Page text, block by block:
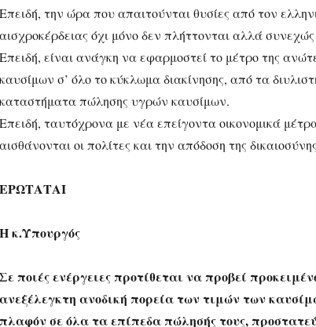
Επειδή, την ώρα που απαιτούνται θυσίες από τον
αισχροκέρδειας όχι μόνο δεν πλήττονται αλλά
Επειδή, είναι ανάγκη να εφαρμοστεί το μέτρο της
καυσίμων σ’ όλο το κύκλωμα διακίνησης, από τα
καταστήματα πώλησης υγρών καυσίμων.
Επειδή, ταυτόχρονα με νέα επείγοντα οικονομικά
αισθάνονται οι πολίτες και την απόδοση της
ΕΡΩΤΑΤΑΙ
Η κ.Υπουργός
Σε ποιές ενέργειες προτίθεται να προβεί
ανεξέλεγκτη ανοδική πορεία των τιμών των
πλαφόν σε όλα τα επίπεδα πώλησής τους,